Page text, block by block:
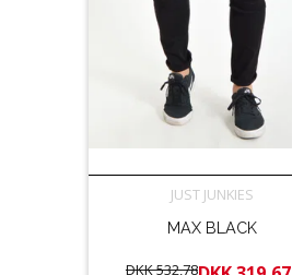
JUST JUNKIES
MAX BLACK
DKK 532,78